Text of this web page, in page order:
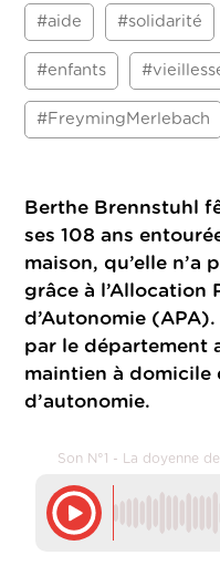
#aide #solidarité
#enfants
#FreymingMerlebach
Berthe Brennstuhl
ses 108 ans
maison, qu’elle n’a
grâce à l’Allocation
d’Autonomie
par le département
maintien à domicile
d’autonomie.
Son N°1 - La doyenne